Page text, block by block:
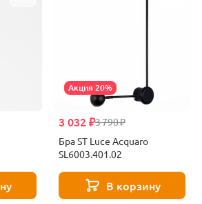
Акция 20%
3 790 ₽
3 032 ₽
Бра ST Luce Acquaro
SL6003.401.02
В корзину